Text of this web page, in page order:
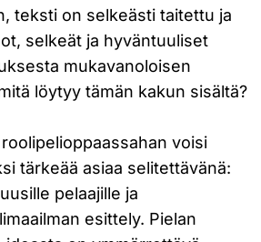
teksti on selkeästi taitettu ja
selkeät ja hyväntuuliset
mukavanoloisen
löytyy tämän kakun sisältä?
voisi
tärkeää asiaa selitettävänä:
pelaajille ja
esittely. Pielan